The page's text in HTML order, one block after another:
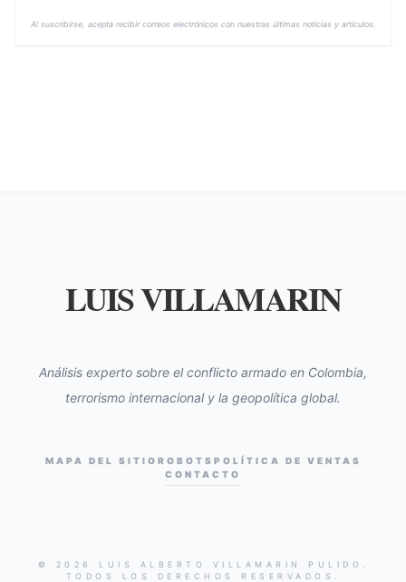
Al suscribirse, acepta recibir correos electrónicos con nuestras últimas noticias y artículos.
LUIS VILLAMARIN
Análisis experto sobre el conflicto armado en Colombia,
terrorismo internacional y la geopolítica global.
MAPA DEL SITIO ROBOTS POLÍTICA DE VENTAS
CONTACTO
© 2026 LUIS ALBERTO VILLAMARIN PULIDO.
TODOS LOS DERECHOS RESERVADOS.